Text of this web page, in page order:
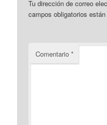
Tu dirección de correo
campos obligatorios
Comentario*